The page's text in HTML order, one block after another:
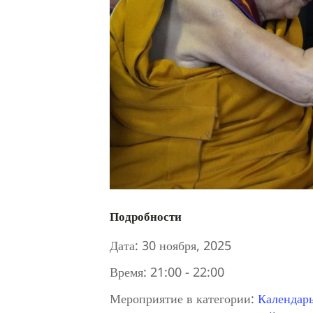
Подробности
Дата: 30 ноября, 2025
Время: 21:00 - 22:00
Мероприятие в категории: